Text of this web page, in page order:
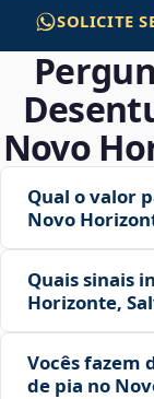
SOLICITE
Novo
Qual o valor
Novo
Quais sinais
Horizonte,
Vocês fazem
de pia no